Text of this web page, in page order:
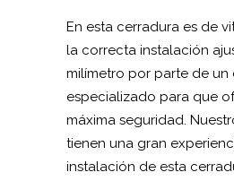
En esta cerradura es de
la correcta instalación
milímetro por parte de un
especializado para que
máxima seguridad.
tienen una gran
instalación de esta